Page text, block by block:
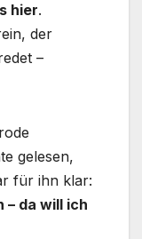
hier.
der
–
gelesen,
für ihn klar:
– da will ich